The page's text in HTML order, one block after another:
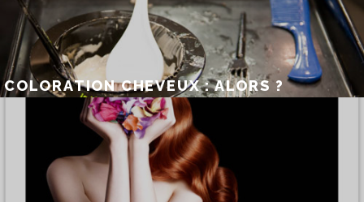
COLORATION CHEVEUX : ALORS ?